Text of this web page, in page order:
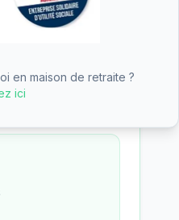
pré-remplis avec
en maison de retraite ?
ici